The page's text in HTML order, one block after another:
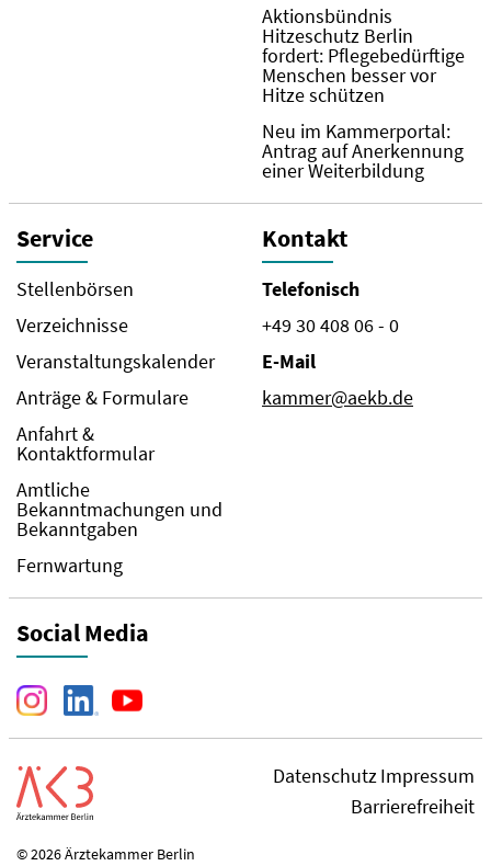
Aktionsbündnis
Hitzeschutz Berlin
fordert: Pflegebedürftige
Menschen besser vor
Hitze schützen
Neu im Kammerportal:
Antrag auf Anerkennung
einer Weiterbildung
Service
Stellenbörsen
Verzeichnisse
Veranstaltungskalender
Anträge & Formulare
Anfahrt &
Kontaktformular
Amtliche
Bekanntmachungen und
Bekanntgaben
Fernwartung
Kontakt
Telefonisch
+49 30 408 06 - 0
E-Mail
kammer@aekb.de
Social Media
DatenschutzImpressum
Barrierefreiheit
© 2026 Ärztekammer Berlin